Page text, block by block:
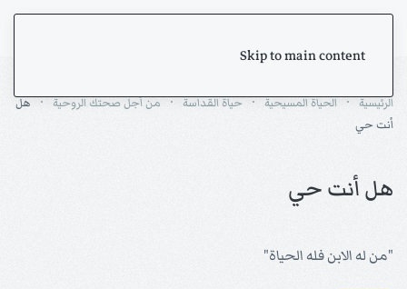
Skip to main content
الرئيسية الحياة المسيحية حياة القداسة من أجل صحتك الروحية
هل
أنت حي
هل أنت حي
"من له الابن فله الحياة"